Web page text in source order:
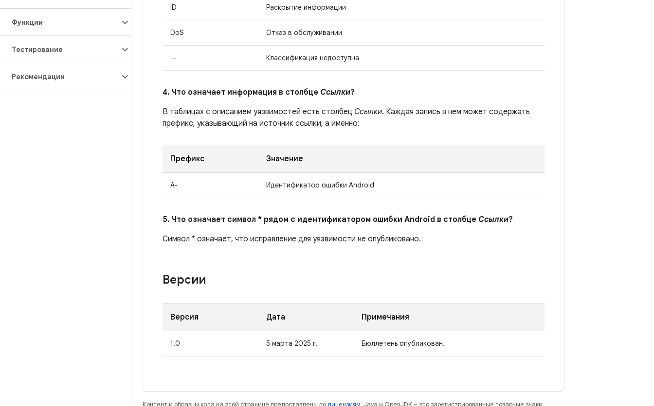
Функции
Тестирование
Рекомендации
ID Раскрытие информации
DoS Отказ в обслуживании
— Классификация недоступна
4. Что означает информация в столбце Ссылки?
В таблицах с описанием уязвимостей есть столбец Ссылки. Каждая запись в нем может содержать
префикс, указывающий на источник ссылки, а именно:
Префикс Значение
A- Идентификатор ошибки Android
5. Что означает символ * рядом с идентификатором ошибки Android в столбце Ссылки?
Символ * означает, что исправление для уязвимости не опубликовано.
Версии
Версия Дата Примечания
1.0 5 марта 2025 г. Бюллетень опубликован.
Контент и образцы кода на этой странице предоставлены по лицензиям. Java и OpenJDK – это зарегистрированные товарные знаки